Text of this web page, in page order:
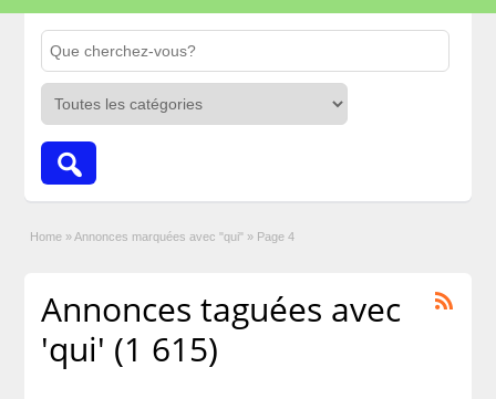
Home »Annonces marquées avec "qui" » Page 4
Annonces taguées avec
'qui' (1 615)